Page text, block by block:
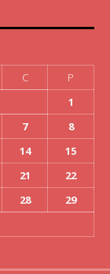
C
P
1
7
8
14
15
21
22
28
29